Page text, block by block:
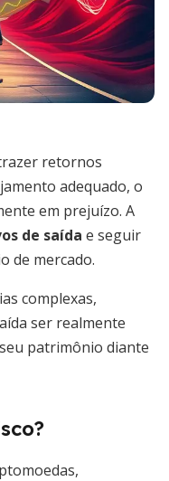
retornos
adequado, o
em prejuízo. A
de saída e seguir
de mercado.
complexas,
ser realmente
patrimônio diante